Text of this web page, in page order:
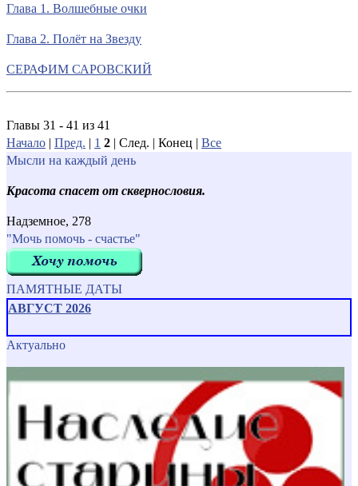
Глава 1. Волшебные очки
Глава 2. Полёт на Звезду
СЕРАФИМ САРОВСКИЙ
Главы 31 - 41 из 41
Начало | Пред. | 1 2 | След. | Конец | Все
Мысли на каждый день
Красота спасет от сквернословия.
Надземное, 278
"Мочь помочь - счастье"
ПАМЯТНЫЕ ДАТЫ
АВГУСТ 2026
Актуально